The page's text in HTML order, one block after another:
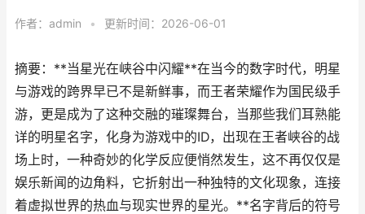
作者： admin • 更新时间：2026-06-01
摘要：**当星光在峡谷中闪耀**在当今的数字时代，明星
与游戏的跨界早已不是新鲜事，而王者荣耀作为国民级手
游，更是成为了这种交融的璀璨舞台，当那些我们耳熟能
详的明星名字，化身为游戏中的ID，出现在王者峡谷的战
场上时，一种奇妙的化学反应便悄然发生，这不再仅仅是
娱乐新闻的边角料，它折射出一种独特的文化现象，连接
着虚拟世界的热血与现实世界的星光。**名字背后的符号